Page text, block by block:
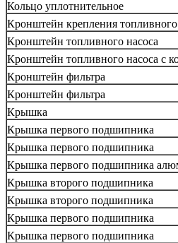
Кольцо уплотнительное
Кронштейн крепления топливного
Кронштейн топливного насоса
Кронштейн топливного насоса с
Кронштейн фильтра
Кронштейн фильтра
Крышка
Крышка первого подшипника
Крышка первого подшипника
Крышка первого подшипника
Крышка второго подшипника
Крышка второго подшипника
Крышка первого подшипника
Крышка первого подшипника